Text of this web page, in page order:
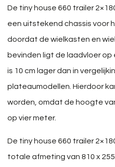
De tiny house 660 trailer
een uitstekend chassis voor
doordat de wielkasten en
bevinden ligt de laadvloer op
is 10 cm lager dan in
plateaumodellen. Hierdoor
worden, omdat de hoogte
op vier meter.
De tiny house 660 trailer
totale afmeting van 810 x 255